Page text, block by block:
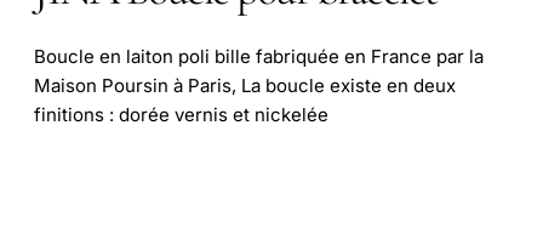
Boucle en laiton poli bille fabriquée en France par la
Maison Poursin à Paris, La boucle existe en deux
finitions : dorée vernis et nickelée